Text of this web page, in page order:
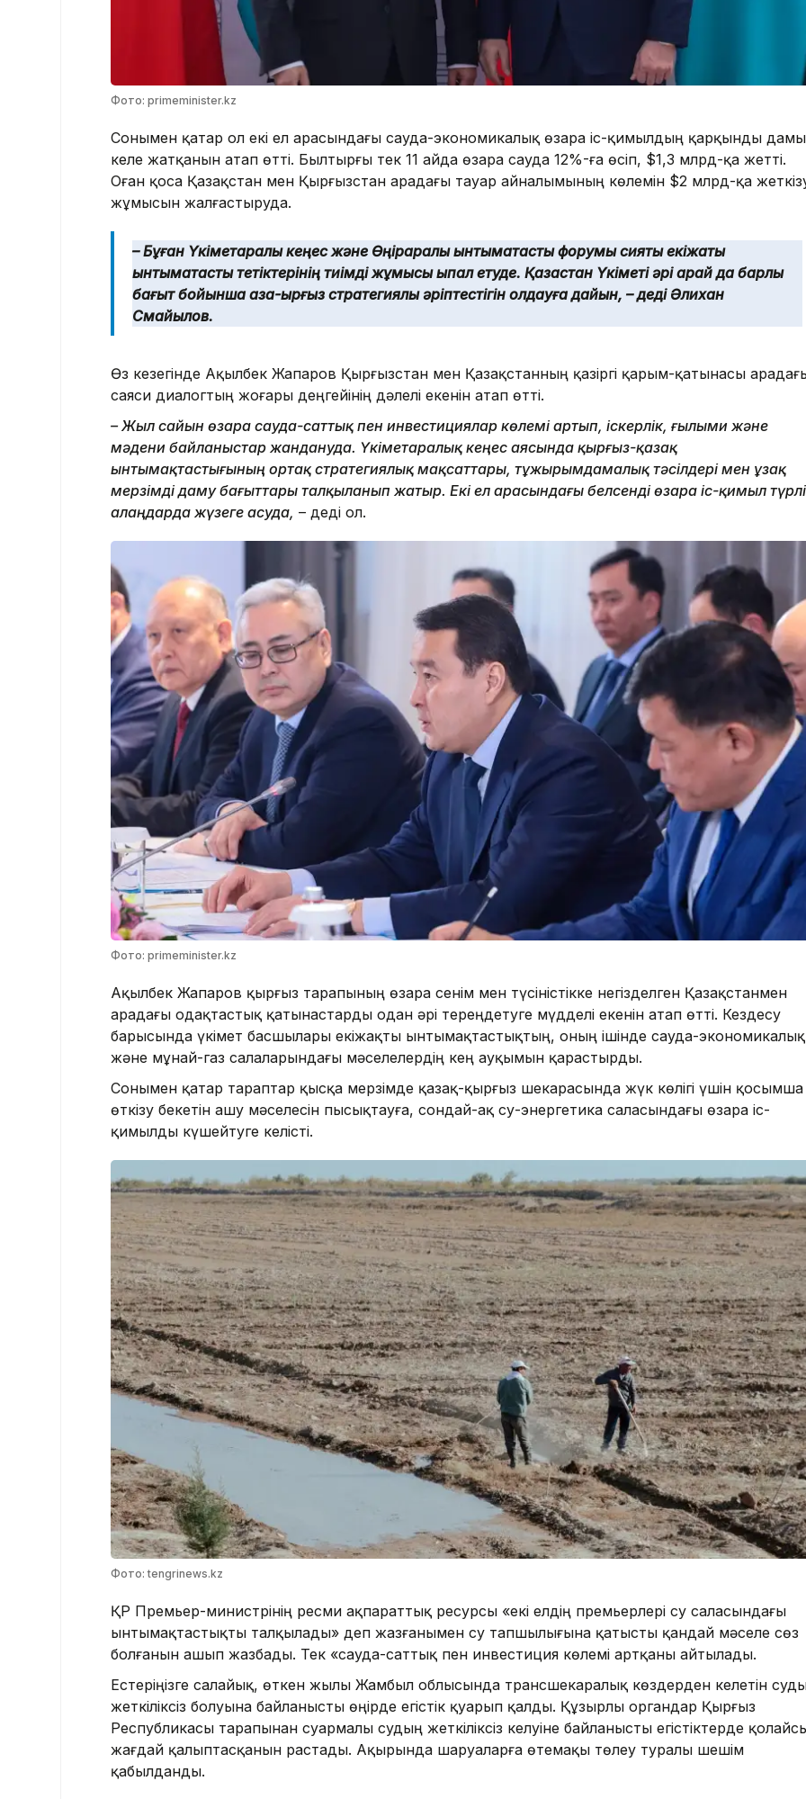
Фото: primeminister.kz
Сонымен қатар ол екі ел арасындағы сауда-экономикалық өзара іс-қимылдың қарқынды
келе жатқанын атап өтті. Былтырғы тек 11 айда өзара сауда 12%-ға өсіп, $1,3 млрд-қа жетті.
Оған қоса Қазақстан мен Қырғызстан арадағы тауар айналымының көлемін $2 млрд-қа
жұмысын жалғастыруда.
– Бұған Үкіметаралық кеңес және Өңіраралық ынтымақтастық форумы сияқты екіжақты
ынтымақтастық тетіктерінің тиімді жұмысы ықпал етуде. Қазақстан Үкіметі әрі қарай да барлық
бағыт бойынша қазақ-қырғыз стратегиялық әріптестігін қолдауға дайын, – деді Әлихан
Смайылов.
Өз кезегінде Ақылбек Жапаров Қырғызстан мен Қазақстанның қазіргі қарым-қатынасы
саяси диалогтың жоғары деңгейінің дәлелі екенін атап өтті.
– Жыл сайын өзара сауда-саттық пен инвестициялар көлемі артып, іскерлік, ғылыми және
мәдени байланыстар жандануда. Үкіметаралық кеңес аясында қырғыз-қазақ
ынтымақтастығының ортақ стратегиялық мақсаттары, тұжырымдамалық тәсілдері мен ұзақ
мерзімді даму бағыттары талқыланып жатыр. Екі ел арасындағы белсенді өзара іс-қимыл түрлі
алаңдарда жүзеге асуда, – деді ол.
Фото: primeminister.kz
Ақылбек Жапаров қырғыз тарапының өзара сенім мен түсіністікке негізделген Қазақстанмен
арадағы одақтастық қатынастарды одан әрі тереңдетуге мүдделі екенін атап өтті. Кездесу
барысында үкімет басшылары екіжақты ынтымақтастықтың, оның ішінде сауда-экономикалық
және мұнай-газ салаларындағы мәселелердің кең ауқымын қарастырды.
Сонымен қатар тараптар қысқа мерзімде қазақ-қырғыз шекарасында жүк көлігі үшін қосымша
өткізу бекетін ашу мәселесін пысықтауға, сондай-ақ су-энергетика саласындағы өзара іс-
қимылды күшейтуге келісті.
Фото: tengrinews.kz
ҚР Премьер-министрінің ресми ақпараттық ресурсы «екі елдің премьерлері су саласындағы
ынтымақтастықты талқылады» деп жазғанымен су тапшылығына қатысты қандай мәселе сөз
болғанын ашып жазбады. Тек «сауда-саттық пен инвестиция көлемі артқаны айтылады.
Естеріңізге салайық, өткен жылы Жамбыл облысында трансшекаралық көздерден келетін
жеткіліксіз болуына байланысты өңірде егістік қуарып қалды. Құзырлы органдар Қырғыз
Республикасы тарапынан суармалы судың жеткіліксіз келуіне байланысты егістіктерде
жағдай қалыптасқанын растады. Ақырында шаруаларға өтемақы төлеу туралы шешім
қабылданды.